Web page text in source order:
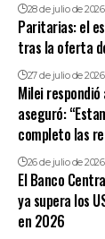
28 de julio de 2026
Paritarias: el
tras la oferta
27 de julio de 2026
Milei
aseguró:
completo las
26 de julio de 2026
El Banco
ya supera los
en 2026